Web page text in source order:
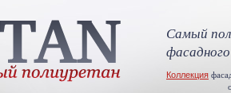
Самый
Коллекция